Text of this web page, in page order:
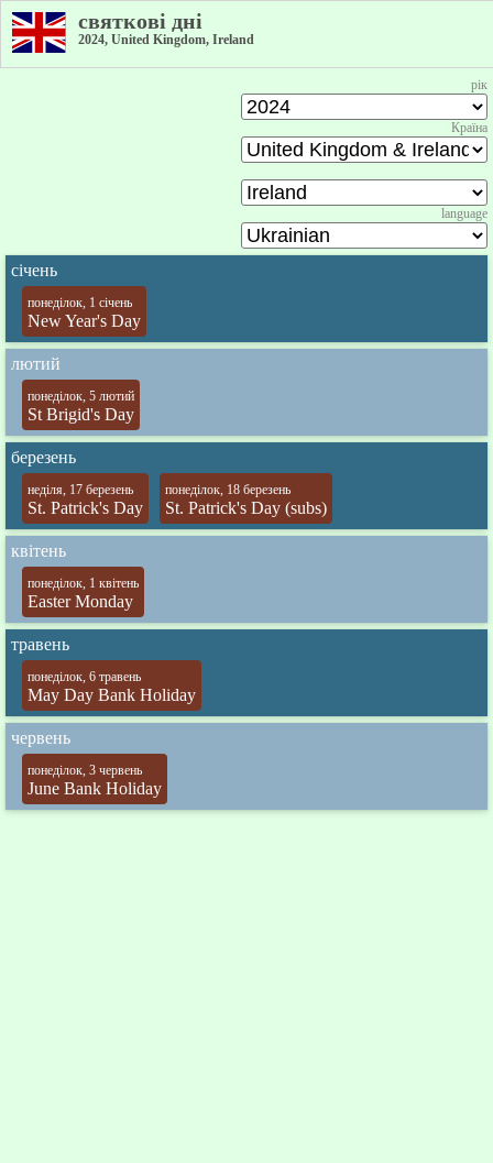
святкові дні
2024, United Kingdom, Ireland
рік
Країна
language
січень
понеділок, 1 січень
New Year's Day
лютий
понеділок, 5 лютий
St Brigid's Day
березень
неділя, 17 березень
St. Patrick's Day
понеділок, 18 березень
St. Patrick's Day (subs)
квітень
понеділок, 1 квітень
Easter Monday
травень
понеділок, 6 травень
May Day Bank Holiday
червень
понеділок, 3 червень
June Bank Holiday